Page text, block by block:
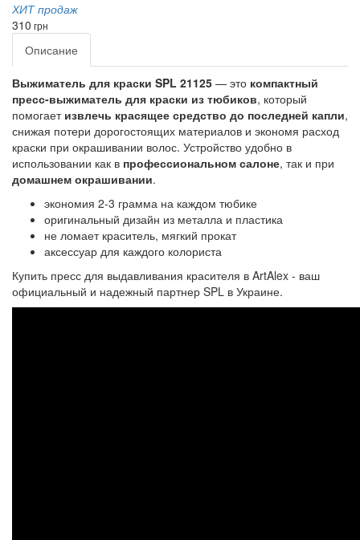
ХИТ продаж
310 грн
Описание
Выжиматель для краски SPL 21125 — это компактный
пресс-выжиматель для краски из тюбиков, который
помогает извлечь красящее средство до последней капли,
снижая потери дорогостоящих материалов и экономя расход
краски при окрашивании волос. Устройство удобно в
использовании как в профессиональном салоне, так и при
домашнем окрашивании.
экономия 2-3 грамма на каждом тюбике
оригинальный дизайн из металла и пластика
не ломает краситель, мягкий прокат
аксессуар для каждого колориста
Купить пресс для выдавливания красителя в ArtAlex - ваш
официальный и надежный партнер SPL в Украине.